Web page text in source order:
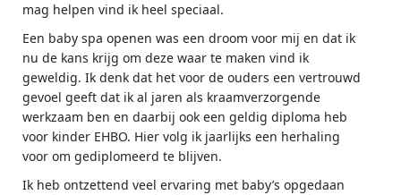
mag helpen vind ik heel speciaal.
Een baby spa openen was een droom voor mij en dat ik
nu de kans krijg om deze waar te maken vind ik
geweldig. Ik denk dat het voor de ouders een vertrouwd
gevoel geeft dat ik al jaren als kraamverzorgende
werkzaam ben en daarbij ook een geldig diploma heb
voor kinder EHBO. Hier volg ik jaarlijks een herhaling
voor om gediplomeerd te blijven.
Ik heb ontzettend veel ervaring met baby’s opgedaan